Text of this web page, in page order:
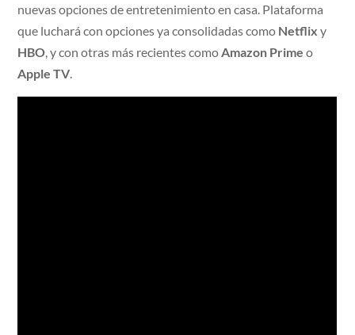
nuevas opciones de entretenimiento en casa. Plataforma
que luchará con opciones ya consolidadas como Netflixy
HBO , y con otras más recientes como Amazon Prime o
Apple TV